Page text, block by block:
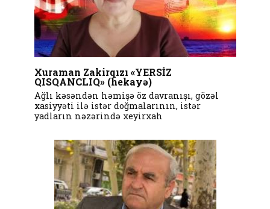
Xuraman Zakirqızı «YERSİZ
QISQANCLIQ» (hekayə)
Ağlı kəsəndən həmişə öz davranışı, gözəl
xasiyyəti ilə istər doğmalarının, istər
yadların nəzərində xeyirxah